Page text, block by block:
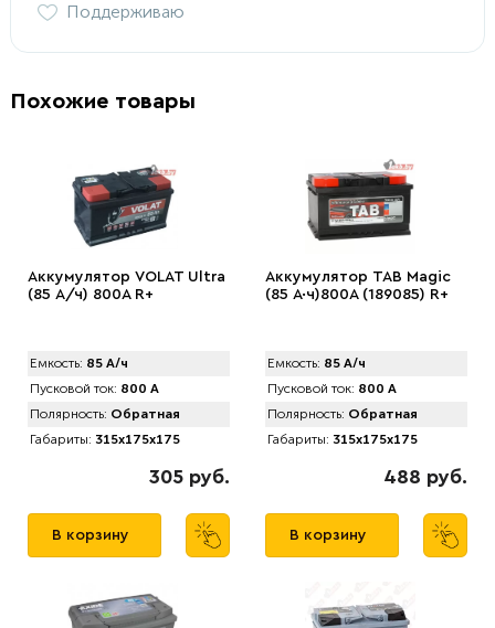
Поддерживаю
Похожие товары
Аккумулятор VOLAT Ultra
(85 А/ч) 800А R+
Емкость: 85 А/ч
Пусковой ток: 800 А
Полярность: Обратная
Габариты: 315x175x175
305 руб.
В корзину
Аккумулятор TAB Magic
(85 А·ч)800А (189085) R+
Емкость: 85 А/ч
Пусковой ток: 800 А
Полярность: Обратная
Габариты: 315x175x175
488 руб.
В корзину